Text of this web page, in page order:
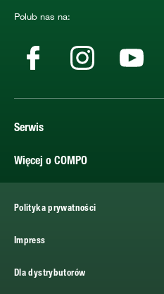
Polub nas na:
Serwis
Więcej o COMPO
Polityka prywatności
Impress
Dla dystrybutorów